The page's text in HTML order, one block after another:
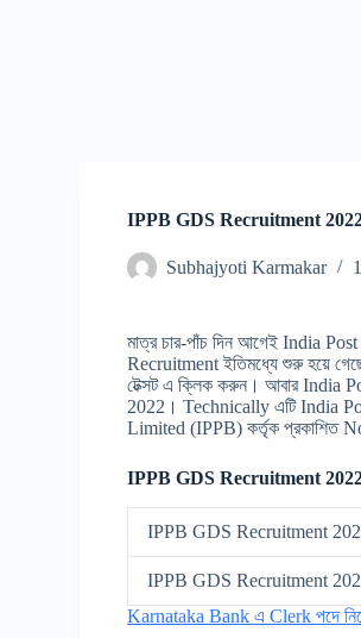
IPPB GDS Recruitment
Subhajyoti Karmakar
মাত্র চার-পাঁচ দিন আগেই India
Recruitment ইতিমধ্যে শুরু হয়ে গেছে
টেক্সট এ ক্লিক করুন। আবার India
2022। Technically এটি India
Limited (IPPB) কর্তৃক প্রকাশিত
IPPB GDS Recruitment
IPPB GDS Recruitment
IPPB GDS Recruitment
Karnataka Bank এ Clerk পদে